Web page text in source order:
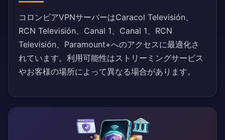
コロンビアVPNサーバーはCaracol Televisión、
RCN Televisión、Canal 1、Canal 1、RCN
Televisión、Paramount+へのアクセスに最適化さ
れています。利用可能性はストリーミングサービス
やお客様の場所によって異なる場合があります。